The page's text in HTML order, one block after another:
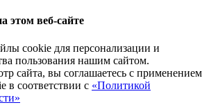
этом веб-сайте
cookie для персонализации и
пользования нашим сайтом.
сайта, вы соглашаетесь с применением
в соответствии с «Политикой